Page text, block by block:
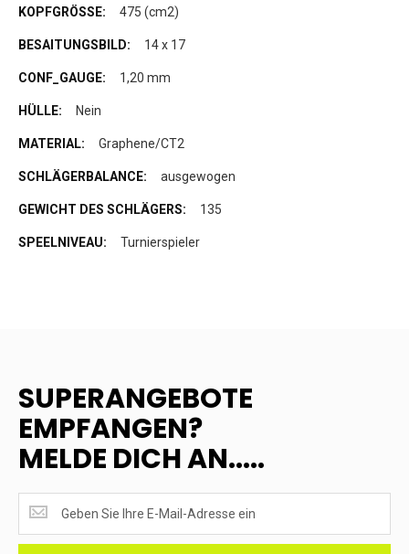
475 (cm2)
14 x 17
1,20 mm
Nein
Graphene/CT2
ausgewogen
135
Turnierspieler
SUPERANGEBOTE
EMPFANGEN?
MELDE DICH AN.....
EMPFANGEN?
<br>MELDE